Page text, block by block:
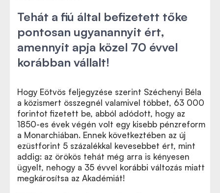
Tehát a fiú által befizetett tőke
pontosan ugyanannyit ért,
amennyit apja közel 70 évvel
korábban vállalt!
Hogy Eötvös feljegyzése szerint Széchenyi Béla
a közismert összegnél valamivel többet, 63 000
forintot fizetett be, abból adódott, hogy az
1850-es évek végén volt egy kisebb pénzreform
a Monarchiában. Ennek következtében az új
ezüstforint 5 százalékkal kevesebbet ért, mint
addig: az örökös tehát még arra is kényesen
ügyelt, nehogy a 35 évvel korábbi változás miatt
megkárosítsa az Akadémiát!